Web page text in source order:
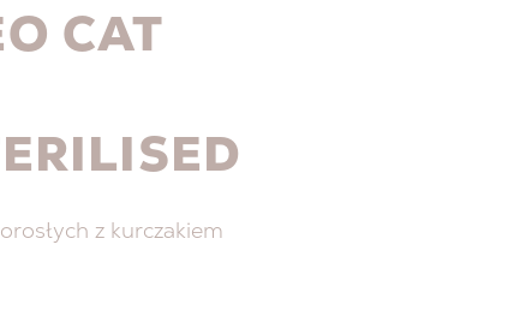
CAT
z kurczakiem